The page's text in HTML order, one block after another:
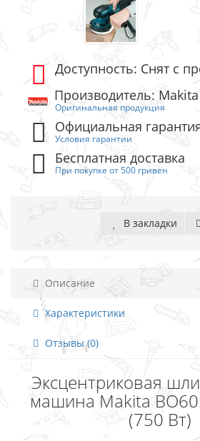
Доступность: Снят с
Производитель: Makita
Оригинальная продукция
Официальная
Условия гарантии
Бесплатная доставка
При покупке от 500 гривен
В закладки
Описание
Характеристики
Отзывы (0)
Эксцентриковая
машина Makita
(750 Вт)